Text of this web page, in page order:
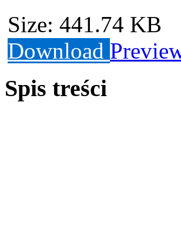
Size: 441.74 KB
Download
Spis treści